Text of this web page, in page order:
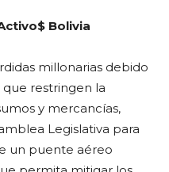
Bolivia
millonarias debido
restringen la
y mercancías,
Legislativa para
un puente aéreo